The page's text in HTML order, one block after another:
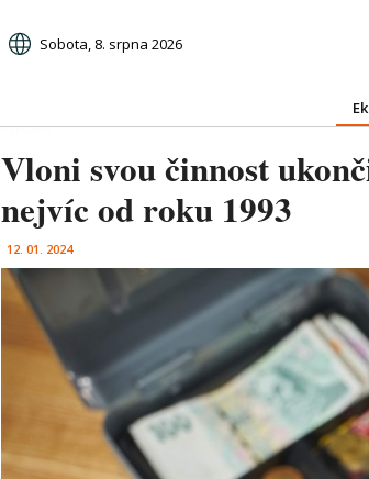
Sobota, 8. srpna 2026
Vloni svou činnost
nejvíc od roku 1993
12. 01. 2024